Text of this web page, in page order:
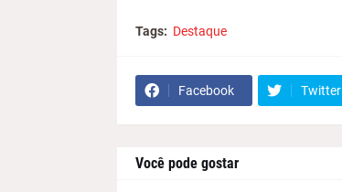
Tags: Destaque
Facebook Twitter
Você pode gostar